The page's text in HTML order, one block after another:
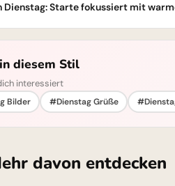
Dienstag: Starte fokussiert mit
diesem Stil
interessiert
Bilder #Dienstag Grüße
davon entdecken